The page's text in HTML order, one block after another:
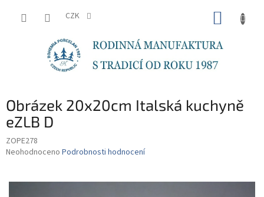
CZK
Obrázek 20x20cm Italská kuchyně
eZLB D
ZOPE278
Průměrné
je
Neohodnoceno Podrobnosti hodnocení